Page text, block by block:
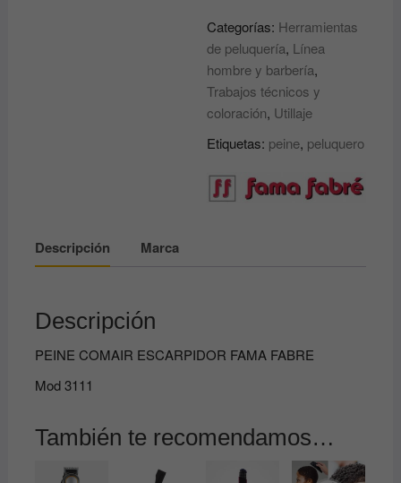
FAMA
FABRE
cantidad
Categorías: Herramientas
de peluquería, Línea
hombre y barbería,
Trabajos técnicos y
coloración, Utillaje
Etiquetas: peine, peluquero
Descripción Marca
Descripción
PEINE COMAIR ESCARPIDOR FAMA FABRE
Mod 3111
También te recomendamos…